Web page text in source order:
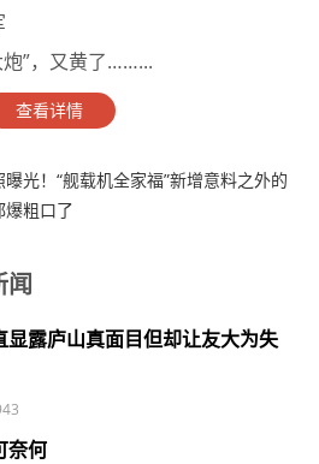
炮”，又黄了……...
查看详情
光！“舰载机全家福”新增意料之外的
爆粗口了
露庐山真面目但却让友大为失
奈何